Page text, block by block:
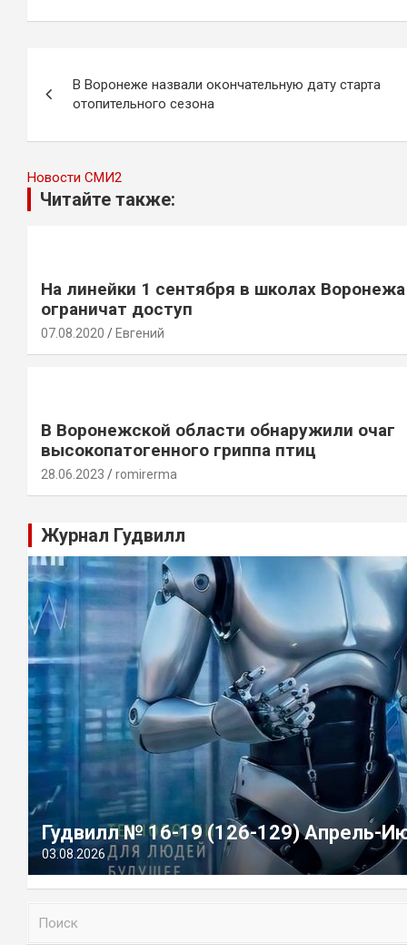
по
записям
В Воронеже назвали окончательную дату старта
отопительного сезона
Новости СМИ2
Читайте также:
На линейки 1 сентября в школах Воронежа
ограничат доступ
07.08.2020 Евгений
В Воронежской области обнаружили очаг
высокопатогенного гриппа птиц
28.06.2023 romirerma
Журнал Гудвилл
Гудвилл № 16-19 (126-129) Апрель-
03.08.2026